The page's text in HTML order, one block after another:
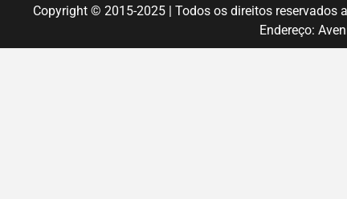
Copyright © 2015-2025 | Todos os direitos
Endereço: